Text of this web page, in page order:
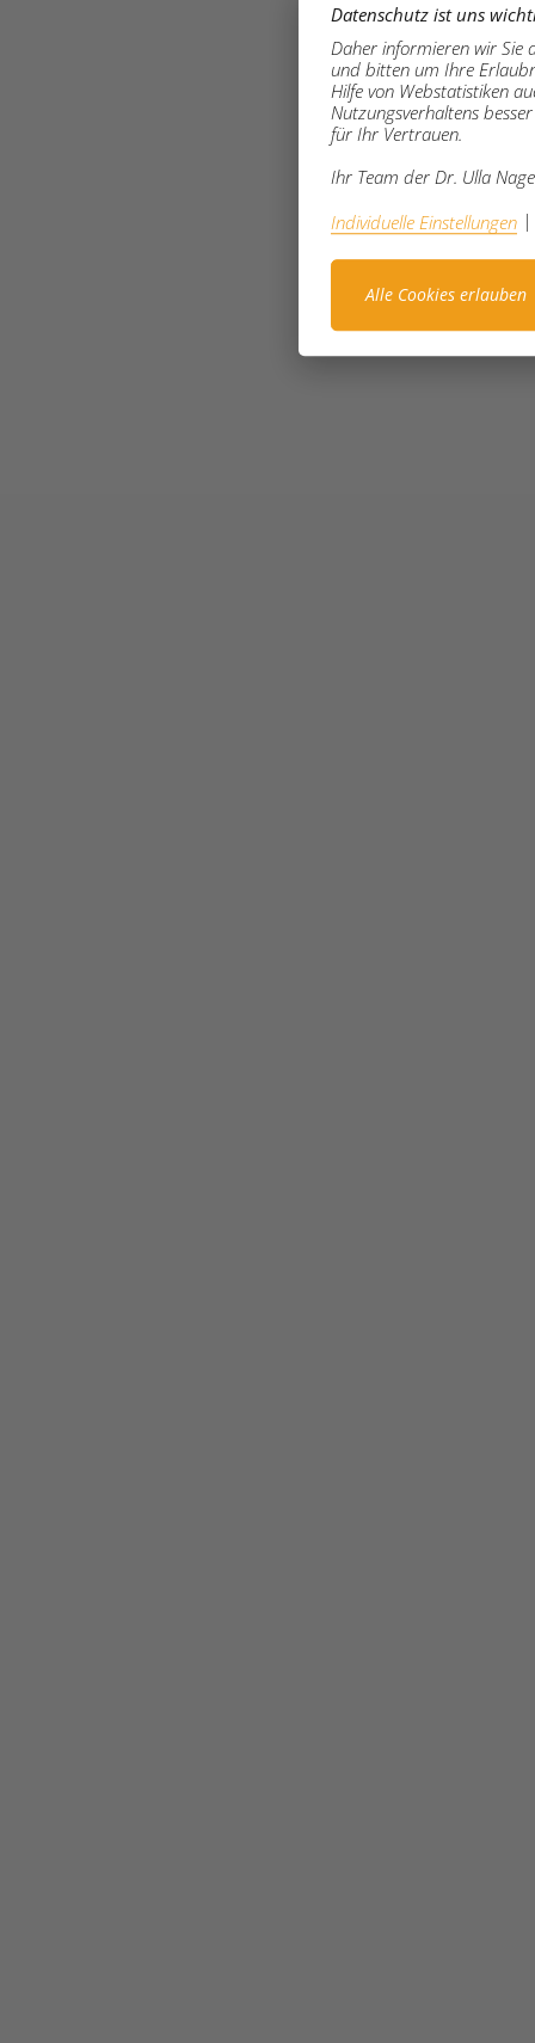
Datenschutz ist uns
Daher informieren wir Sie
und bitten um Ihre
Hilfe von Webstatistiken
Nutzungsverhaltens
für Ihr Vertrauen.
Ihr Team der Dr. Ulla
Individuelle Einstellungen |
Alle Cookies erlauben